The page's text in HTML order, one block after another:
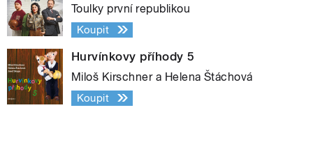
Toulky první republikou
Koupit
Hurvínkovy příhody 5
Miloš Kirschner a Helena Štáchová
Koupit